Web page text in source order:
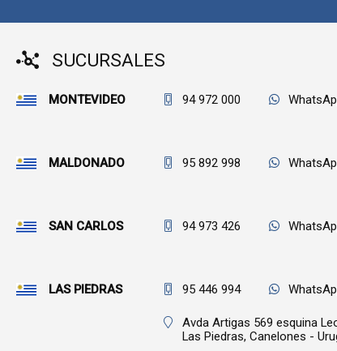
SUCURSALES
MONTEVIDEO 94 972 000
MALDONADO 95 892 998
SAN CARLOS 94 973 426
LAS PIEDRAS 95 446 994
Avda Artigas 569 esquina
Las Piedras, Canelones -